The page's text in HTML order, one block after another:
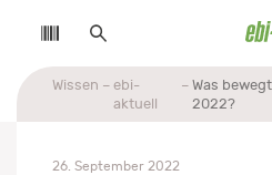
Wissen
ebi-
aktuell
Was
2022?
26. September 2022